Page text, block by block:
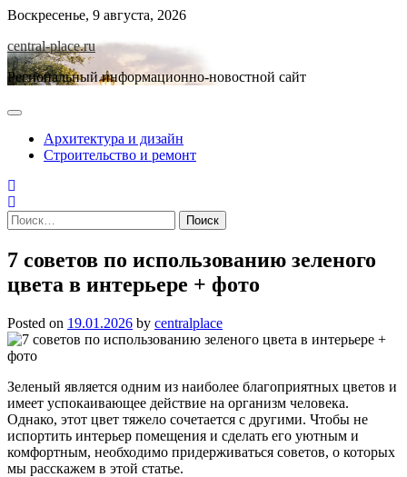
Skip
content
Воскресенье, 9 августа, 2026
central-place.ru
Региональный информационно-новостной сайт
Архитектура и дизайн
Строительство и ремонт
Найти:
7 советов по использованию зеленого
цвета в интерьере + фото
Posted on 19.01.2026 by centralplace
Зеленый является одним из наиболее благоприятных цветов и
имеет успокаивающее действие на организм человека.
Однако, этот цвет тяжело сочетается с другими. Чтобы не
испортить интерьер помещения и сделать его уютным и
комфортным, необходимо придерживаться советов, о которых
мы расскажем в этой статье.